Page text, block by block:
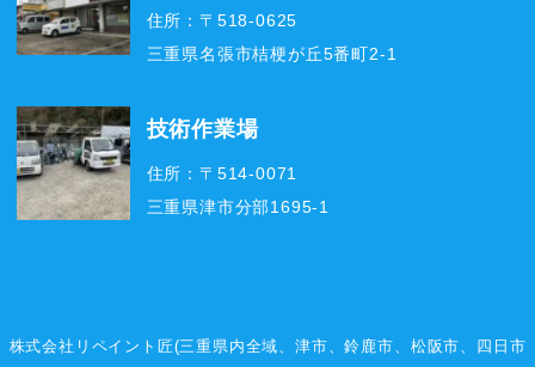
住所：〒518-0625
三重県名張市桔梗が丘5番町2-1
技術作業場
住所：〒514-0071
三重県津市分部1695-1
株式会社リペイント匠(三重県内全域、津市、鈴鹿市、 松阪市、 四日市